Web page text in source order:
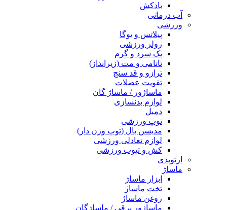
بادکش
آب درمانی
ورزشی
پیلاتس و یوگا
رولر ورزشی
پک سرد و گرم
تاتامی و مت (زیرانداز)
ترازو و قد سنج
تقویت عضلات
ماساژور / ماساژ گان
لوازم بدنسازی
دمبل
توپ ورزشی
مدیسن بال (توپ وزن دار)
لوازم تعادلی ورزشی
کش و تیوب ورزشی
ارتوپدی
ماساژ
ابزار ماساژ
تخت ماساژ
روغن ماساژ
ماساژور برقی / ماساژگان